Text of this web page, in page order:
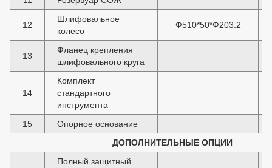
12
Шлифовальное
колесо
Ф510*50*Ф203.2
13
Фланец крепления
шлифовального круга
14
Комплект
стандартного
инструмента
15
Опорное основание
ДОПОЛНИТЕЛЬНЫЕ ОПЦИИ
Полный защитный